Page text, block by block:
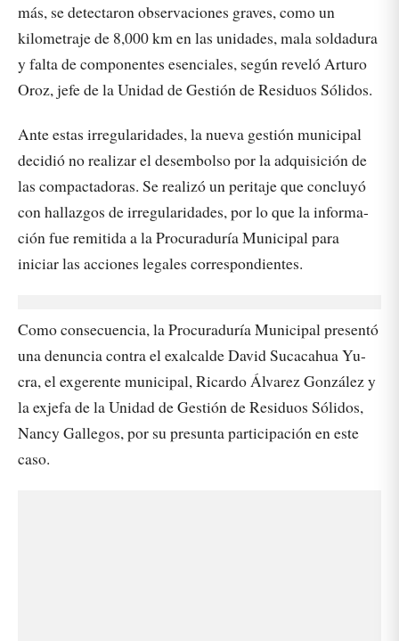
más, se detectaron observaciones graves, como un
kilometraje de 8,000 km en las unidades, mala soldadura
y falta de componentes esenciales, según reveló Arturo
Oroz, jefe de la Unidad de Gestión de Residuos Sólidos.
Ante estas irregularidades, la nueva gestión municipal
decidió no realizar el desembolso por la adquisición de
las compactadoras. Se realizó un peritaje que concluyó
con hallazgos de irregularidades, por lo que la informa-
ción fue remitida a la Procuraduría Municipal para
iniciar las acciones legales correspondientes.
Como consecuencia, la Procuraduría Municipal presentó
una denuncia contra el exalcalde David Sucacahua Yu-
cra, el exgerente municipal, Ricardo Álvarez González y
la exjefa de la Unidad de Gestión de Residuos Sólidos,
Nancy Gallegos, por su presunta participación en este
caso.